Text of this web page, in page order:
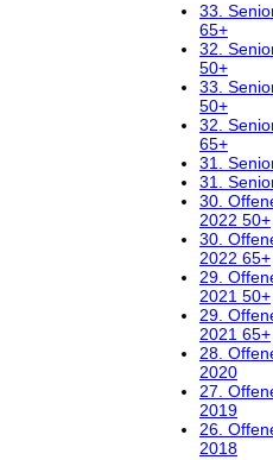
33.
65+
32.
50+
33.
50+
32.
65+
31.
31.
30.
2022 50+
30.
2022 65+
29.
2021 50+
29.
2021 65+
28.
2020
27.
2019
26.
2018